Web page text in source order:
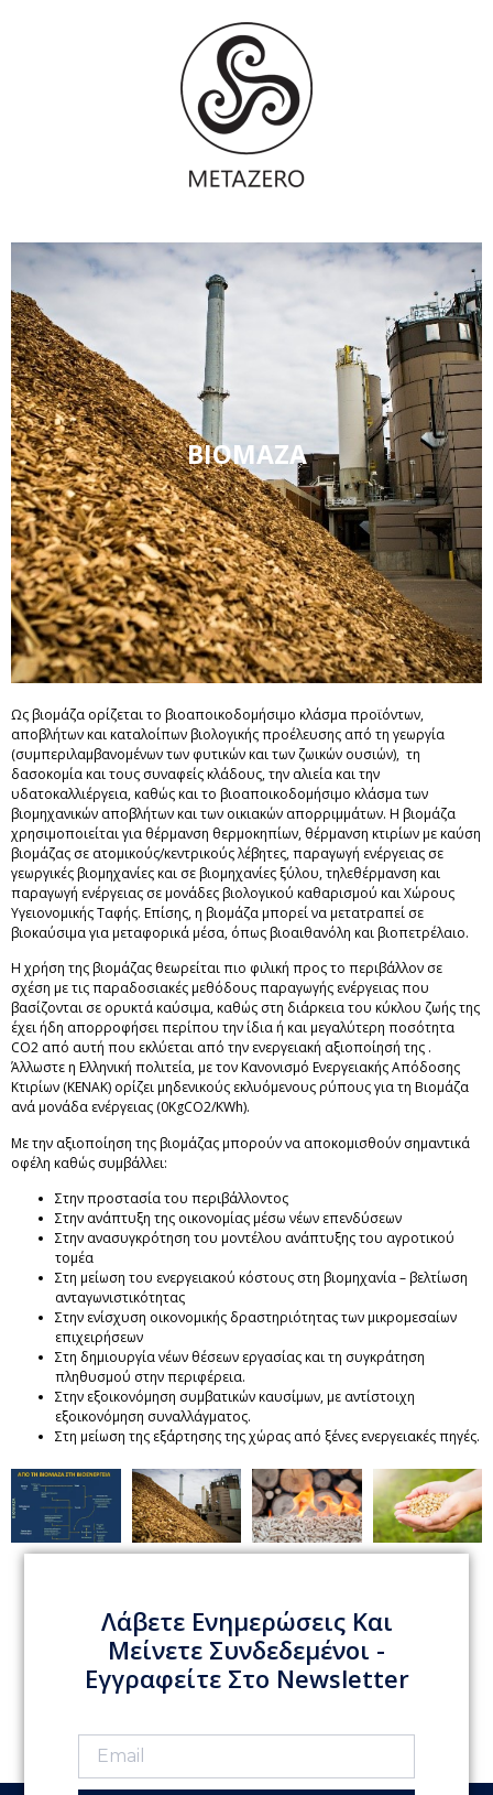
ΒΙΟΜΑΖΑ
Ως βιομάζα ορίζεται το βιοαποικοδομήσιμο κλάσμα προϊόντων,
αποβλήτων και καταλοίπων βιολογικής προέλευσης από τη γεωργία
(συμπεριλαμβανομένων των φυτικών και των ζωικών ουσιών), τη
δασοκομία και τους συναφείς κλάδους, την αλιεία και την
υδατοκαλλιέργεια, καθώς και το βιοαποικοδομήσιμο κλάσμα των
βιομηχανικών αποβλήτων και των οικιακών απορριμμάτων. Η βιομάζα
χρησιμοποιείται για θέρμανση θερμοκηπίων, θέρμανση κτιρίων με καύση
βιομάζας σε ατομικούς/κεντρικούς λέβητες, παραγωγή ενέργειας σε
γεωργικές βιομηχανίες και σε βιομηχανίες ξύλου, τηλεθέρμανση και
παραγωγή ενέργειας σε μονάδες βιολογικού καθαρισμού και Χώρους
Υγειονομικής Ταφής. Επίσης, η βιομάζα μπορεί να μετατραπεί σε
βιοκαύσιμα για μεταφορικά μέσα, όπως βιοαιθανόλη και βιοπετρέλαιο.
Η χρήση της βιομάζας θεωρείται πιο φιλική προς το περιβάλλον σε
σχέση με τις παραδοσιακές μεθόδους παραγωγής ενέργειας που
βασίζονται σε ορυκτά καύσιμα, καθώς στη διάρκεια του κύκλου ζωής της
έχει ήδη απορροφήσει περίπου την ίδια ή και μεγαλύτερη ποσότητα
CO2 από αυτή που εκλύεται από την ενεργειακή αξιοποίησή της .
Άλλωστε η Ελληνική πολιτεία, με τον Κανονισμό Ενεργειακής Απόδοσης
Κτιρίων (ΚΕΝΑΚ) ορίζει μηδενικούς εκλυόμενους ρύπους για τη Βιομάζα
ανά μονάδα ενέργειας (0KgCO2/KWh).
Με την αξιοποίηση της βιομάζας μπορούν να αποκομισθούν σημαντικά
οφέλη καθώς συμβάλλει:
Στην προστασία του περιβάλλοντος
Στην ανάπτυξη της οικονομίας μέσω νέων επενδύσεων
Στην ανασυγκρότηση του μοντέλου ανάπτυξης του αγροτικού
τομέα
Στη μείωση του ενεργειακού κόστους στη βιομηχανία – βελτίωση
ανταγωνιστικότητας
Στην ενίσχυση οικονομικής δραστηριότητας των μικρομεσαίων
επιχειρήσεων
Στη δημιουργία νέων θέσεων εργασίας και τη συγκράτηση
πληθυσμού στην περιφέρεια.
Στην εξοικονόμηση συμβατικών καυσίμων, με αντίστοιχη
εξοικονόμηση συναλλάγματος.
Στη μείωση της εξάρτησης της χώρας από ξένες ενεργειακές πηγές.
Λάβετε Ενημερώσεις Και
Μείνετε Συνδεδεμένοι -
Εγγραφείτε Στο Newsletter